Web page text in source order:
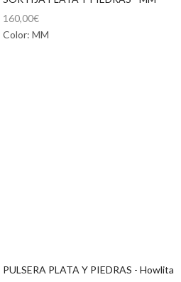
160,00€
Color: MM
PULSERA PLATA Y PIEDRAS - Howlita